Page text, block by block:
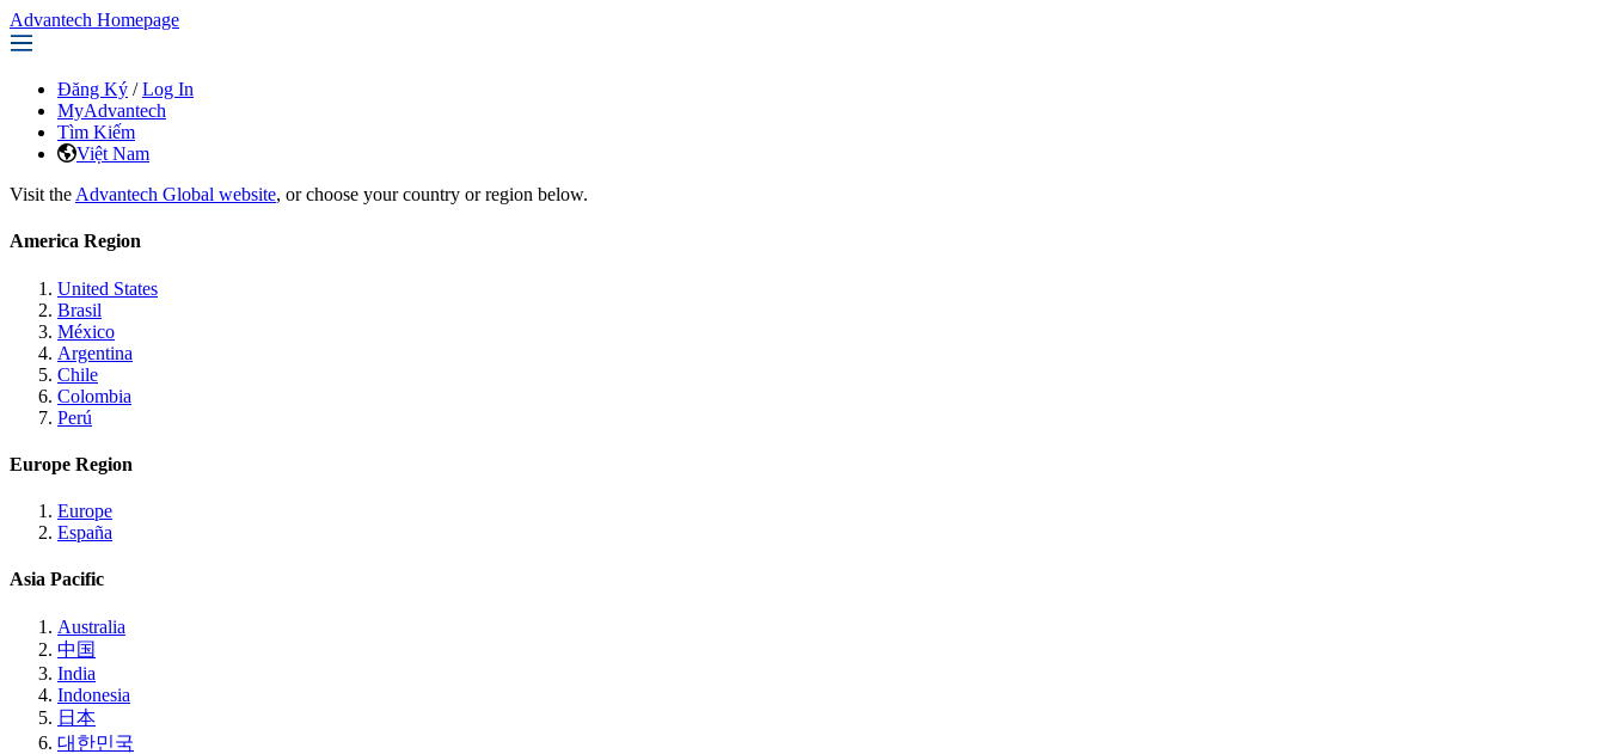
Advantech Homepage
Đăng Ký / Log In
MyAdvantech
Tìm Kiếm
Việt Nam
Visit the Advantech Global website, or choose your country or region below.
America Region
United States
Brasil
México
Argentina
Chile
Colombia
Perú
Europe Region
Europe
España
Asia Pacific
Australia
中国
India
Indonesia
日本
대한민국